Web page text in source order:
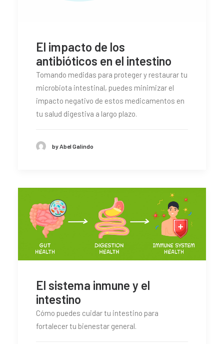
El impacto de los
antibióticos en el intestino
Tomando medidas para proteger y restaurar tu
microbiota intestinal, puedes minimizar el
impacto negativo de estos medicamentos en
tu salud digestiva a largo plazo.
by Abel Galindo
El sistema inmune y el
intestino
Cómo puedes cuidar tu intestino para
fortalecer tu bienestar general.